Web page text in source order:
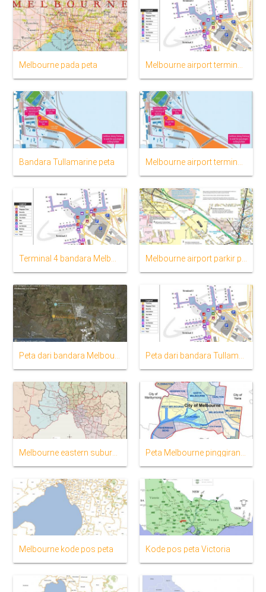
Melbourne pada peta Melbourne airport terminal map
Bandara Tullamarine peta
Terminal 4 bandara Melbourne peta Melbourne airport parkir peta
Melbourne kode pos peta Kode pos peta Victoria